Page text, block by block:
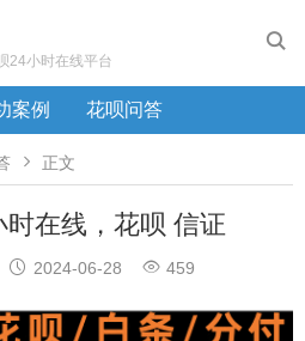

24小时在线平台
案例 花呗问答
 正文
在线，花呗 信证
 2024-06-28  459